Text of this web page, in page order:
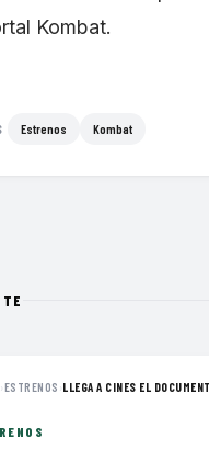
Kombat.
Estrenos Kombat
›ESTRENOS ›LLEGA A CINES EL